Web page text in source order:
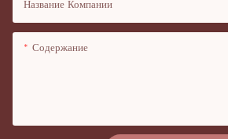
Название Компании
Содержание